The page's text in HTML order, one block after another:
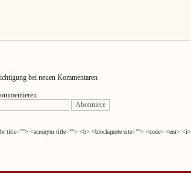
bei neuen Kommentaren
title=""> <acronym title=""> <b> <blockquote cite=""> <code> <em> <i>